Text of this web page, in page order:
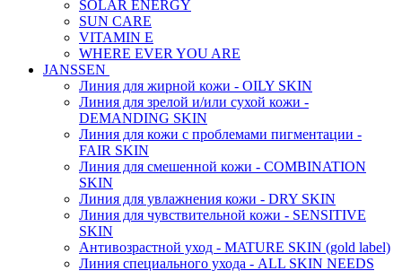
SOLAR ENERGY
SUN CARE
VITAMIN E
WHERE EVER YOU ARE
JANSSEN
Линия для жирной кожи - OILY SKIN
Линия для зрелой и/или сухой кожи -
DEMANDING SKIN
Линия для кожи с проблемами пигментации -
FAIR SKIN
Линия для смешенной кожи - COMBINATION
SKIN
Линия для увлажнения кожи - DRY SKIN
Линия для чувствительной кожи - SENSITIVE
SKIN
Антивозрастной уход - MATURE SKIN (gold label)
Линия специального ухода - ALL SKIN NEEDS